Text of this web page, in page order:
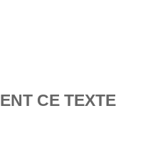
CE TEXTE